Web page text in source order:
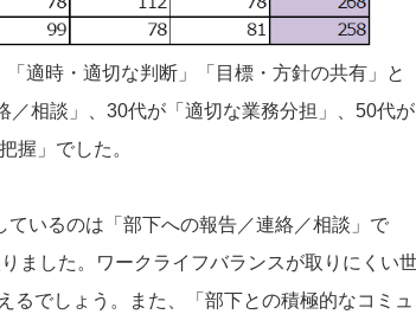
適時・適切な判断」「目標・方針の共有」と
相談」、30代が「適切な業務分担」、50代が
握」でした。
ているのは「部下への報告／連絡／相談」で
ました。ワークライフバランスが取りにくい
でしょう。また、「部下との積極的なコミュ